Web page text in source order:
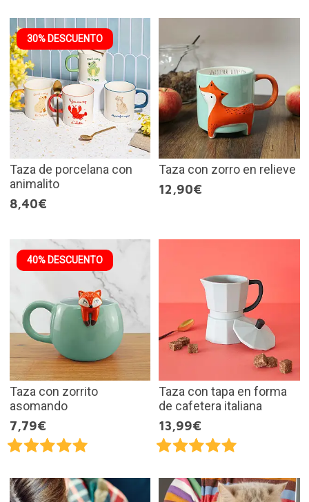
30% DESCUENTO
Taza de porcelana con
animalito
8,40€
Taza con zorro en relieve
12,90€
40% DESCUENTO
Taza con zorrito
asomando
7,79€
Taza con tapa en forma
de cafetera italiana
13,99€